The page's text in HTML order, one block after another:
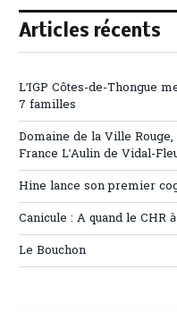
Articles récents
L’IGP Côtes-de-Thongue
7 familles
Domaine de la Ville
France L’Aulin de Vidal-
Hine lance son premier
Canicule : A quand le CHR
Le Bouchon